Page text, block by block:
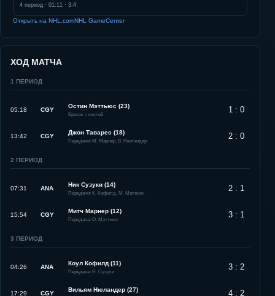
4 период · 01:11 · 3:4
Открыть на NHL.comNHL GameCenter
ХОД МАТЧА
1 ПЕРИОД
05:18 CGY
Остин Мэттьюс (23)
Бросок с кистей 1 : 0
13:42 CGY
Джон Таварес (18)
Передачи: М. Марнер, В. Нюландер 2 : 0
2 ПЕРИОД
07:31 ANA
Ник Сузуки (14)
Передачи: К. Кофилд, М. Матесон 2 : 1
15:54 CGY
Митч Марнер (12)
Передача: О. Мэттьюс 3 : 1
3 ПЕРИОД
04:26 ANA
Коул Кофилд (11)
Передача: Н. Сузуки 3 : 2
17:29 CGY
Вильям Нюландер (27) 4 : 2